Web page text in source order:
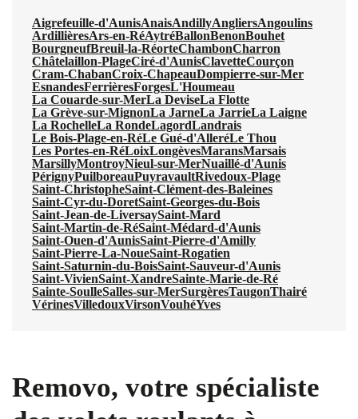
Aigrefeuille-d'AunisAnaisAndillyAngliersAngoulins
ArdillièresArs-en-RéAytréBallonBenonBouhet
BourgneufBreuil-la-RéorteChambonCharron
Châtelaillon-PlageCiré-d'AunisClavetteCourçon
Cram-ChabanCroix-ChapeauDompierre-sur-Mer
EsnandesFerrièresForgesL'Houmeau
La Couarde-sur-MerLa DeviseLa Flotte
La Grève-sur-MignonLa JarneLa JarrieLa Laigne
La RochelleLa RondeLagordLandrais
Le Bois-Plage-en-RéLe Gué-d'AlleréLe Thou
Les Portes-en-RéLoixLongèvesMaransMarsais
MarsillyMontroyNieul-sur-MerNuaillé-d'Aunis
PérignyPuilboreauPuyravaultRivedoux-Plage
Saint-ChristopheSaint-Clément-des-Baleines
Saint-Cyr-du-DoretSaint-Georges-du-Bois
Saint-Jean-de-LiversaySaint-Mard
Saint-Martin-de-RéSaint-Médard-d'Aunis
Saint-Ouen-d'AunisSaint-Pierre-d'Amilly
Saint-Pierre-La-NoueSaint-Rogatien
Saint-Saturnin-du-BoisSaint-Sauveur-d'Aunis
Saint-VivienSaint-XandreSainte-Marie-de-Ré
Sainte-SoulleSalles-sur-MerSurgèresTaugonThairé
VérinesVilledouxVirsonVouhéYves
Removo, votre spécialiste